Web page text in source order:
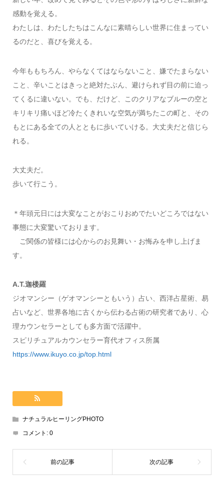
感動を覚える。
わたしは、わたしたちはこんなに素晴らしい世界に住まってい
るのだと、喜びを覚える。
今年ももちろん、やらなくてはならないこと、嫌でたまらない
こと、辛いことはきっと絶対たぶん、避けられず目の前に迫っ
てくるに違いない。でも、だけど、このクリアなブルーの空と
キリキリ痛いほど冷たくきれいな空気が満ちたこの町と、その
もとにある全ての人とともに歩いていける。大丈夫だと信じら
れる。
大丈夫だ。
歩いて行こう。
＊年頭元日には大変なことがおこりおめでたいどころではない
事態に大変驚いております。
ご関係の皆様には心からのお見舞い・お悔みを申し上げま
す。
A.T.迦楼羅
ジオマンシー（ゲオマンシーともいう）占い、西洋占星術、易
占いなど、世界各地に古くから伝わる占術の研究者であり、心
理カウンセラーとしても多方面で活躍中。
スピリチュアルカウンセラー育代オフィス所属
https://www.ikuyo.co.jp/top.html
ナチュラルヒーリングPHOTO
コメント: 0